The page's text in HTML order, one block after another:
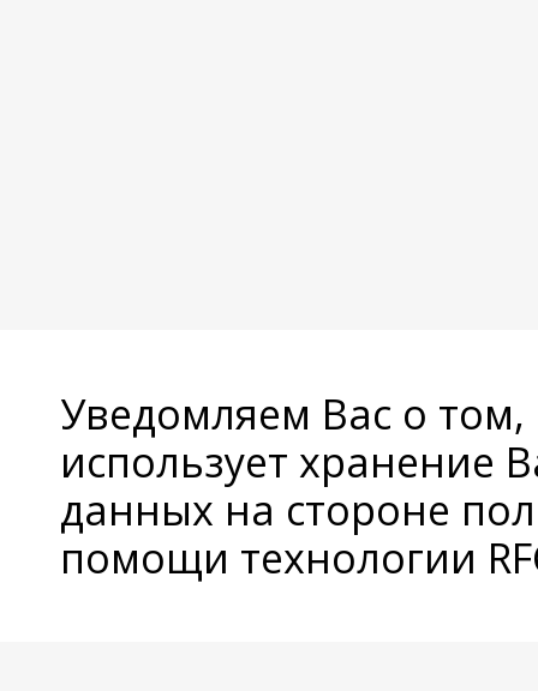
Уведомляем Вас о
использует хранение
данных на стороне
помощи технологии